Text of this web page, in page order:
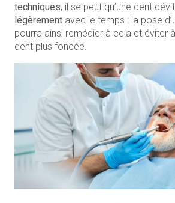
techniques, il se peut qu’une dent
légèrement avec le temps : la pose
pourra ainsi remédier à cela et éviter
dent plus foncée.